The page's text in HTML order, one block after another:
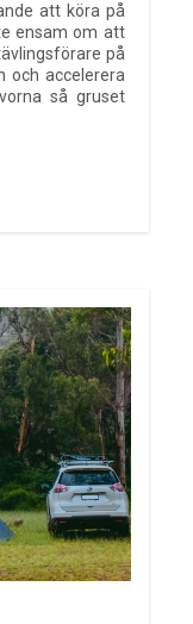
att köra på
ensam om att
på
och accelerera
så gruset